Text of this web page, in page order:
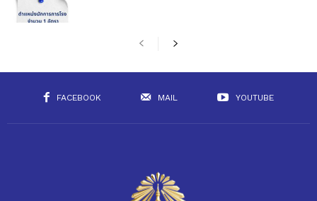
FACEBOOK MAIL YOUTUBE